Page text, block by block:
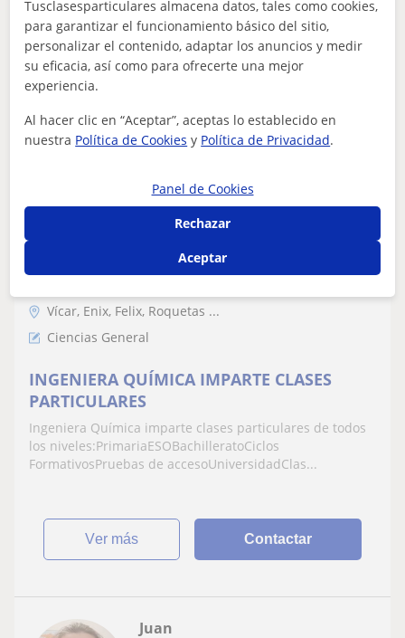
dando clases particulares y trabajando con niños de
diferentes edades, tanto en coleg...
ver más Contactar
10€/h 1ª clase gratis
Veronica
4,8 (3 valoraciones)
Vícar, Enix, Felix, Roquetas ...
Ciencias General
INGENIERA QUÍMICA IMPARTE CLASES
PARTICULARES
Ingeniera Química imparte clases particulares de todos
los niveles:PrimariaESOBachilleratoCiclos
FormativosPruebas de accesoUniversidadClas...
ver más Contactar
Juan
Tusclasesparticulares almacena datos, tales como cookies,
para garantizar el funcionamiento básico del sitio,
personalizar el contenido, adaptar los anuncios y medir
su eficacia, así como para ofrecerte una mejor
experiencia.
Al hacer clic en “Aceptar”, aceptas lo establecido en
nuestra Política de Cookies y Política de Privacidad.
Panel de Cookies
Rechazar
Aceptar